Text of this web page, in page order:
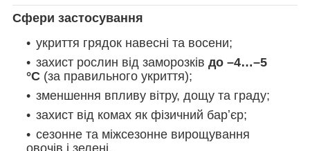
Сфери застосування
укриття грядок навесні та восени;
захист рослин від заморозків до –4…–5
°C (за правильного укриття);
зменшення впливу вітру, дощу та граду;
захист від комах як фізичний барʼєр;
сезонне та міжсезонне вирощування
овочів і зелені.